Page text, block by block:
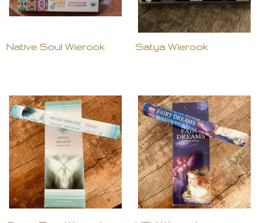
Native Soul Wierook Satya Wierook